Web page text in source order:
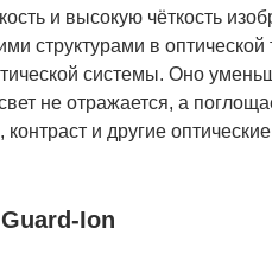
и высокую чёткость
структурами в
системы. Оно
не отражается, а
и другие оптические
Ion